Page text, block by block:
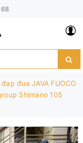
đạp đua JAVA FUOCO
Shimano 105